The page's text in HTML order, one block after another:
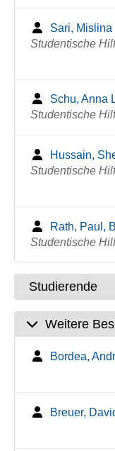
Sari, Mislina
Studentische
Schu, Anna
Studentische
Hussain,
Studentische
Rath, Paul,
Studentische
Studierende
Weitere
Bordea,
Breuer,